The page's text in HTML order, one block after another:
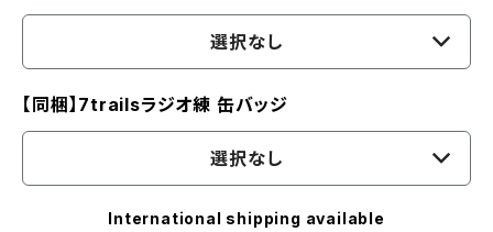
選択なし
【同梱】7trailsラジオ練 缶バッジ
選択なし
International shipping available